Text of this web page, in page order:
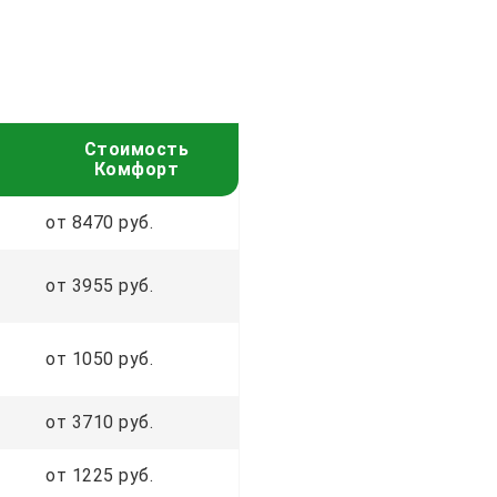
Стоимость
Комфорт
от 8470 руб.
от 3955 руб.
от 1050 руб.
от 3710 руб.
от 1225 руб.